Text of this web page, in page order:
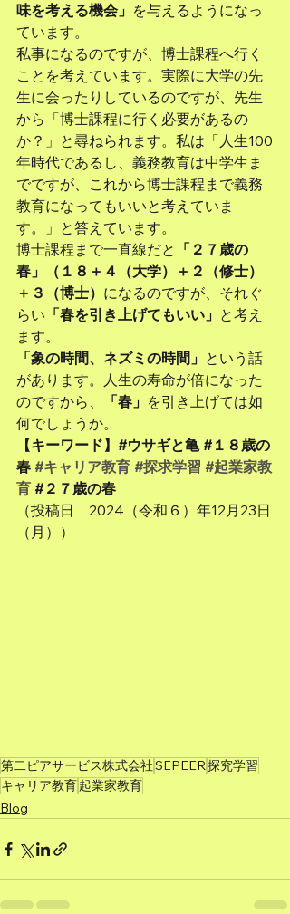
味を考える機会」 を与えるようになっ
ています。
私事になるのですが、博士課程へ行く
ことを考えています。実際に大学の先
生に会ったりしているのですが、先生
から「博士課程に行く必要があるの
か？」と尋ねられます。私は「人生100
年時代であるし、義務教育は中学生ま
でですが、これから博士課程まで義務
教育になってもいいと考えていま
す。」と答えています。
博士課程まで一直線だと 「２７歳の
春」（１８＋４（大学）＋２（修士）
＋３（博士） になるのですが、それぐ
らい 「春を引き上げてもいい」 と考え
ます。
「象の時間、ネズミの時間」 という話
があります。人生の寿命が倍になった
のですから、
「春」 を引き上げては如
何でしょうか。
【キーワード】#ウサギと亀 #１８歳の
春 #キャリア教育 #探求学習 #起業家教
育 #２７歳の春
（投稿日　2024（令和６）年12月23日
（月））
第二ピアサービス株式会社SEPEER探究学習
キャリア教育起業家教育
Blog